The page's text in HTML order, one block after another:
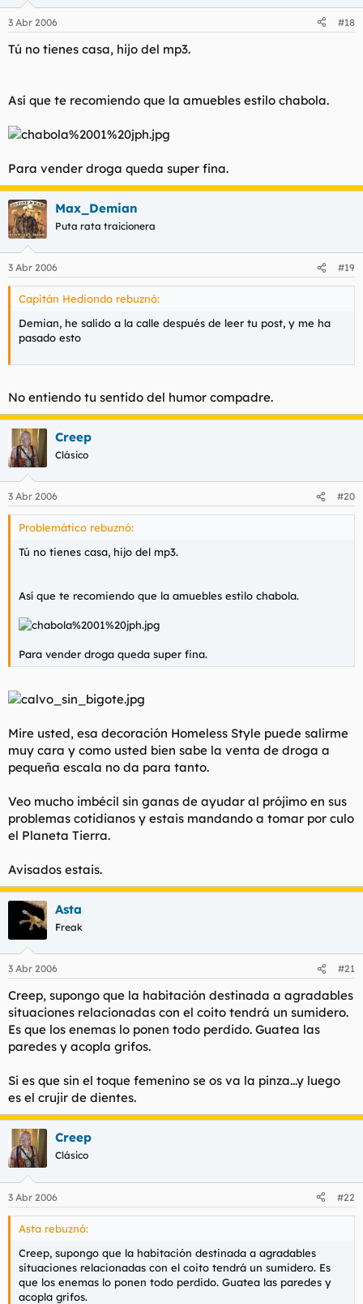
3 Abr 2006 #18
Tú no tienes casa, hijo del mp3.
Así que te recomiendo que la amuebles estilo chabola.
Para vender droga queda super fina.
Max_Demian
Puta rata traicionera
3 Abr 2006 #19
Capitán Hediondo rebuznó:
Demian, he salido a la calle después de leer tu post, y me ha
pasado esto
No entiendo tu sentido del humor compadre.
Creep
Clásico
3 Abr 2006 #20
Problemático rebuznó:
Tú no tienes casa, hijo del mp3.
Así que te recomiendo que la amuebles estilo chabola.
Para vender droga queda super fina.
Mire usted, esa decoración Homeless Style puede salirme
muy cara y como usted bien sabe la venta de droga a
pequeña escala no da para tanto.
Veo mucho imbécil sin ganas de ayudar al prójimo en sus
problemas cotidianos y estais mandando a tomar por culo
el Planeta Tierra.
Avisados estais.
Asta
Freak
3 Abr 2006 #21
Creep, supongo que la habitación destinada a agradables
situaciones relacionadas con el coito tendrá un sumidero.
Es que los enemas lo ponen todo perdido. Guatea las
paredes y acopla grifos.
Si es que sin el toque femenino se os va la pinza...y luego
es el crujir de dientes.
Creep
Clásico
3 Abr 2006 #22
Asta rebuznó:
Creep, supongo que la habitación destinada a agradables
situaciones relacionadas con el coito tendrá un sumidero. Es
que los enemas lo ponen todo perdido. Guatea las paredes y
acopla grifos.